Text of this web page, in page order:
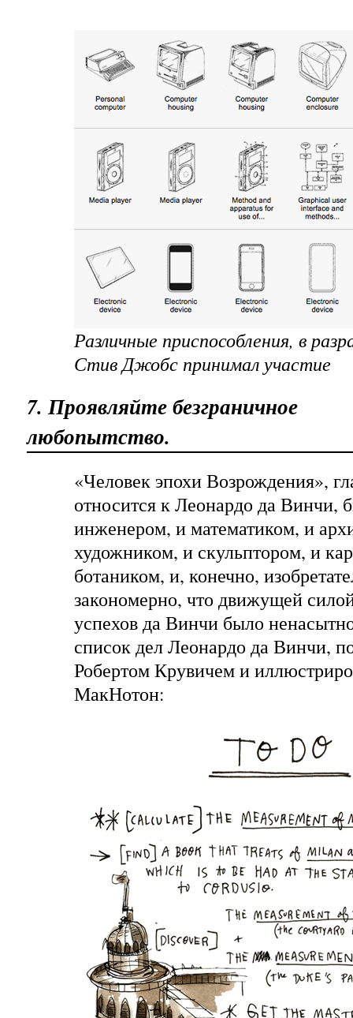
Различные приспособления, в
Стив Джобс принимал участие
7. Проявляйте безграничное
любопытство.
«Человек эпохи Возрождения»,
относится к Леонардо да Винчи,
инженером, и математиком, и
художником, и скульптором, и
ботаником, и, конечно,
закономерно, что движущей
успехов да Винчи было
список дел Леонардо да Винчи,
Робертом Крувичеми
МакНотон: